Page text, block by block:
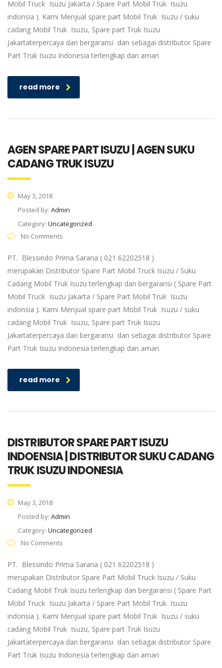
Mobil Truck Isuzu Jakarta / Spare Part Mobil Truk Isuzu
indonsia ). Kami Menjual spare part Mobil Truk Isuzu / suku
cadang Mobil Truk Isuzu, Spare part Truk Isuzu
Jakartaterpercaya dan bergaransi dan sebagai distributor Spare
Part Truk Isuzu Indonesia terlengkap dan aman
read more
AGEN SPARE PART ISUZU | AGEN SUKU
CADANG TRUK ISUZU
May 3, 2018
Posted by: Admin
Category: Uncategorized
No Comments
PT. Blessindo Prima Sarana ( 021 62202518 )
merupakan Distributor Spare Part Mobil Truck Isuzu / Suku
Cadang Mobil Truk Isuzu terlengkap dan bergaransi ( Spare Part
Mobil Truck Isuzu Jakarta / Spare Part Mobil Truk Isuzu
indonsia ). Kami Menjual spare part Mobil Truk Isuzu / suku
cadang Mobil Truk Isuzu, Spare part Truk Isuzu
Jakartaterpercaya dan bergaransi dan sebagai distributor Spare
Part Truk Isuzu Indonesia terlengkap dan aman
read more
DISTRIBUTOR SPARE PART ISUZU
INDOENSIA | DISTRIBUTOR SUKU CADANG
TRUK ISUZU INDONESIA
May 3, 2018
Posted by: Admin
Category: Uncategorized
No Comments
PT. Blessindo Prima Sarana ( 021 62202518 )
merupakan Distributor Spare Part Mobil Truck Isuzu / Suku
Cadang Mobil Truk Isuzu terlengkap dan bergaransi ( Spare Part
Mobil Truck Isuzu Jakarta / Spare Part Mobil Truk Isuzu
indonsia ). Kami Menjual spare part Mobil Truk Isuzu / suku
cadang Mobil Truk Isuzu, Spare part Truk Isuzu
Jakartaterpercaya dan bergaransi dan sebagai distributor Spare
Part Truk Isuzu Indonesia terlengkap dan aman